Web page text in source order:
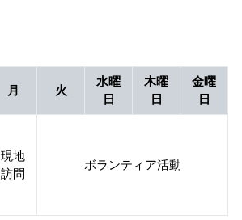
月 火
水曜
日
木曜
日
金曜
日
現地
訪問
ボランティア活動